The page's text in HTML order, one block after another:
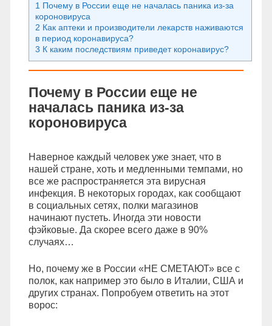
1 Почему в России еще не началась паника из-за
короновируса
2 Как аптеки и производители лекарств наживаются
в период коронавируса?
3 К каким последствиям приведет коронавирус?
Почему в России еще не
началась паника из-за
короновируса
Наверное каждый человек уже знает, что в
нашей стране, хоть и медленными темпами, но
все же распространяется эта вирусная
инфекция. В некоторых городах, как сообщают
в социальных сетях, полки магазинов
начинают пустеть. Иногда эти новости
фэйковые. Да скорее всего даже в 90%
случаях…
Но, почему же в России «НЕ СМЕТАЮТ» все с
полок, как например это было в Италии, США и
других странах. Попробуем ответить на этот
ворос: